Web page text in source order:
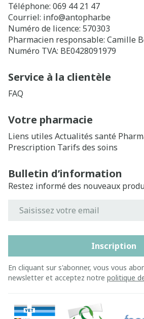
Téléphone: 069 44 21 47
Courriel: info@antophar.be
Numéro de licence: 570303
Pharmacien responsable: Camille
Numéro TVA: BE0428091979
Service à la clientèle
FAQ
Votre pharmacie
Liens utiles Actualités santé
Prescription Tarifs des soins
Bulletin d’information
Restez informé des nouveaux
Inscription
En cliquant sur s'abonner, vous vous
newsletter et acceptez notre politique